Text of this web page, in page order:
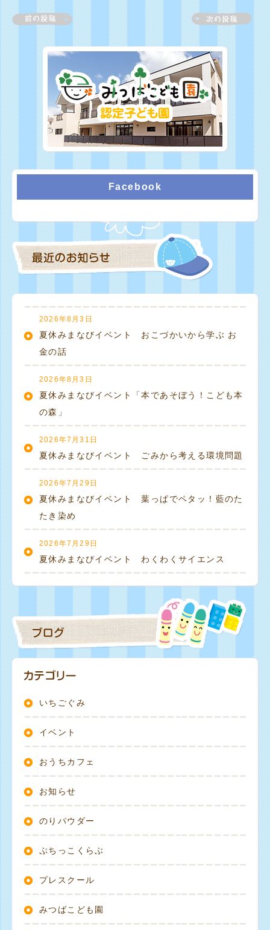
Facebook
2026年8月3日
夏休みまなびイベント おこづかいから学ぶ お
金の話
2026年8月3日
夏休みまなびイベント「本であそぼう！こども本
の森」
2026年7月31日
夏休みまなびイベント ごみから考える環境問題
2026年7月29日
夏休みまなびイベント 葉っぱでペタッ！藍のた
たき染め
2026年7月29日
夏休みまなびイベント わくわくサイエンス
いちごぐみ
イベント
おうちカフェ
お知らせ
のりパウダー
ぷちっこくらぶ
プレスクール
みつばこども園